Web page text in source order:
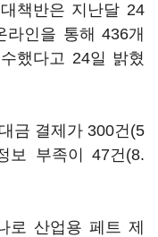
책반은 지난달 24
인을 통해 436개
했다고 24일 밝혔
금 결제가 300건(5
보 부족이 47건(8.
로 산업용 페트 제